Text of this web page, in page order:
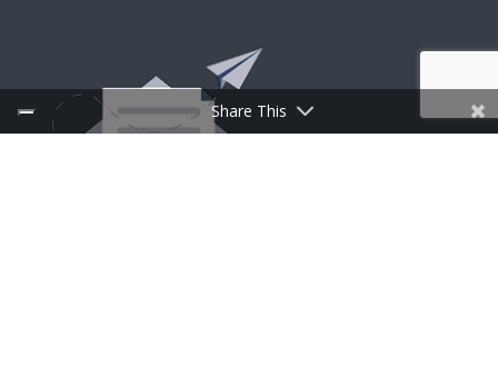
Share This